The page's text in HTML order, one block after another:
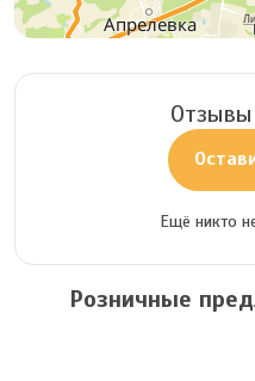
Ещё никто
Розничные